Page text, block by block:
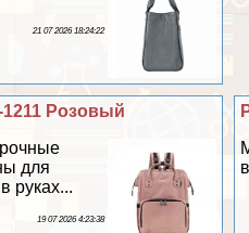
21 07 2026 18:24:22
1211 Розовый
для
руках...
19 07 2026 4:23:38